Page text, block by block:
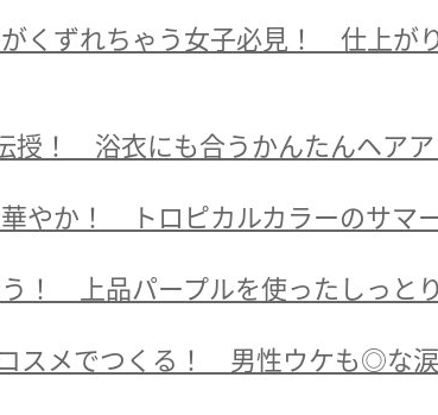
くずれちゃう女子必見！ 仕上が
授！ 浴衣にも合うかんたんヘア
やか！ トロピカルカラーのサマ
！ 上品パープルを使ったしっと
スメでつくる！ 男性ウケも◎な